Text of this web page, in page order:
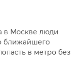
в Москве люди
ближайшего
в метро без